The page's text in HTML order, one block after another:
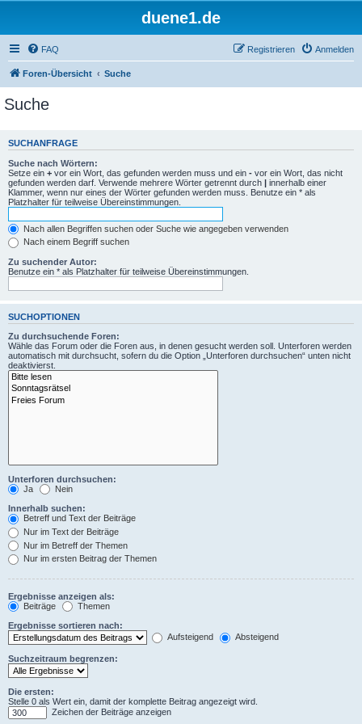
duene1.de
FAQ Anmelden
Registrieren
Foren-Übersicht Suche
Suche
SUCHANFRAGE
Suche nach Wörtern:
Setze ein + vor ein Wort, das gefunden werden muss und ein - vor ein Wort, das nicht
gefunden werden darf. Verwende mehrere Wörter getrennt durch | innerhalb einer
Klammer, wenn nur eines der Wörter gefunden werden muss. Benutze ein * als
Platzhalter für teilweise Übereinstimmungen.
Nach allen Begriffen suchen oder Suche wie angegeben verwenden
Nach einem Begriff suchen
Zu suchender Autor:
Benutze ein * als Platzhalter für teilweise Übereinstimmungen.
SUCHOPTIONEN
Zu durchsuchende Foren:
Wähle das Forum oder die Foren aus, in denen gesucht werden soll. Unterforen werden
automatisch mit durchsucht, sofern du die Option „Unterforen durchsuchen“ unten nicht
deaktivierst.
Unterforen durchsuchen:
Ja
Nein
Innerhalb suchen:
Betreff und Text der Beiträge
Nur im Text der Beiträge
Nur im Betreff der Themen
Nur im ersten Beitrag der Themen
Ergebnisse anzeigen als:
Beiträge
Themen
Ergebnisse sortieren nach:
Aufsteigend
Absteigend
Suchzeitraum begrenzen:
Die ersten:
Stelle 0 als Wert ein, damit der komplette Beitrag angezeigt wird.
Zeichen der Beiträge anzeigen